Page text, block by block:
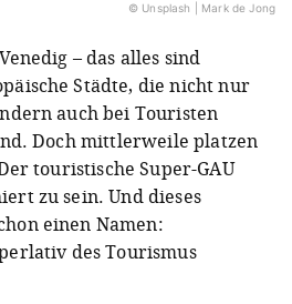
© Unsplash | Mark de Jong
– das alles sind
Städte, die nicht nur
auch bei Touristen
Doch mittlerweile platzen
touristische Super-GAU
zu sein. Und dieses
einen Namen:
des Tourismus